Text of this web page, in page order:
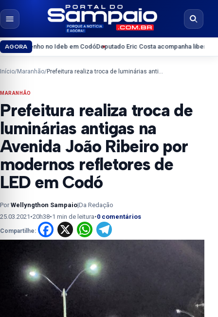
Pular para o conteúdo
Abrir menu
Abrir
AGORA
Ideb em CodóDeputado Eric Costa acompanha liberação da Bolsa
Início/Maranhão/ Prefeitura realiza troca de luminárias antigas na Avenida João Ribeiro por modernos refletores de LED em Codó
MARANHÃO
Prefeitura realiza troca de
luminárias antigas na
Avenida João Ribeiro por
modernos refletores de
LED em Codó
PorWellyngthon Sampaio|Da Redação
25.03.2021 •20h38•1 min de leitura•0 comentários
Compartilhe: Facebook
X WhatsApp